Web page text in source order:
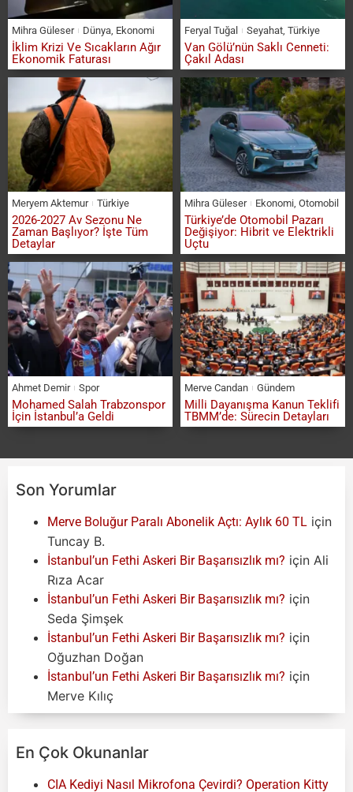
Mihra Güleser Dünya, Ekonomi
İklim Krizi Ve Sıcakların Ağır
Ekonomik Faturası
Feryal Tuğal Seyahat, Türkiye
Van Gölü’nün Saklı Cenneti:
Çakıl Adası
Meryem Aktemur Türkiye
2026-2027 Av Sezonu Ne
Zaman Başlıyor? İşte Tüm
Detaylar
Mihra Güleser Ekonomi, Otomobil
Türkiye’de Otomobil Pazarı
Değişiyor: Hibrit ve Elektrikli
Uçtu
Ahmet Demir Spor
Mohamed Salah Trabzonspor
İçin İstanbul’a Geldi
Merve Candan Gündem
Milli Dayanışma Kanun Teklifi
TBMM’de: Sürecin Detayları
Son Yorumlar
Merve Boluğur Paralı Abonelik Açtı: Aylık 60 TL için
Tuncay B.
İstanbul’un Fethi Askeri Bir Başarısızlık mı? için Ali
Rıza Acar
İstanbul’un Fethi Askeri Bir Başarısızlık mı? için
Seda Şimşek
İstanbul’un Fethi Askeri Bir Başarısızlık mı? için
Oğuzhan Doğan
İstanbul’un Fethi Askeri Bir Başarısızlık mı? için
Merve Kılıç
En Çok Okunanlar
CIA Kediyi Nasıl Mikrofona Çevirdi? Operation Kitty